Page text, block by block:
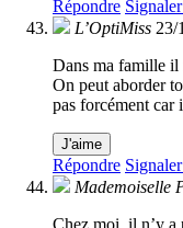
Répondre
L’OptiMiss 23/
Dans ma famille il
On peut aborder
pas forcément
J'aime
Répondre
Mademoiselle